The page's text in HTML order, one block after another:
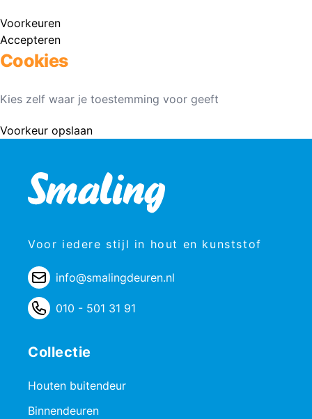
Voorkeuren
Accepteren
Cookies
Kies zelf waar je toestemming voor geeft
Voorkeur opslaan
Voor iedere stijl in hout en kunststof
info@smalingdeuren.nl
010 - 501 31 91
Collectie
Houten buitendeur
Binnendeuren